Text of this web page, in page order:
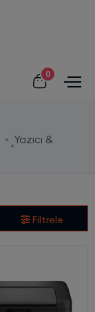
0
Yazıcı &
Filtrele